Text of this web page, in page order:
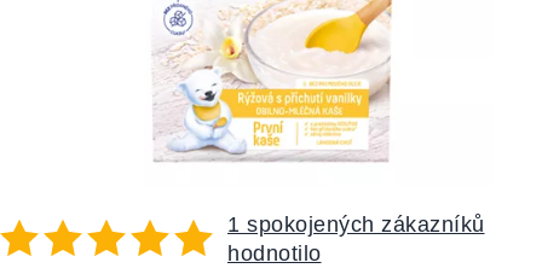
1 spokojených zákazníků
hodnotilo